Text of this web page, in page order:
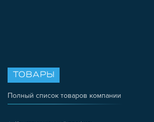
ТОВАРЫ
Полный список товаров компании